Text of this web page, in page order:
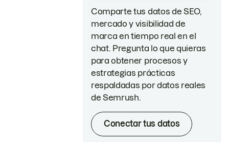
Comparte tus datos de SEO,
mercado y visibilidad de
marca en tiempo real en el
chat. Pregunta lo que quieras
para obtener procesos y
estrategias prácticas
respaldadas por datos reales
de Semrush.
Conectar tus datos